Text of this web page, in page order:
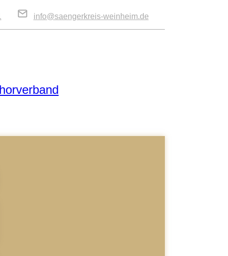
info@saengerkreis-weinheim.de